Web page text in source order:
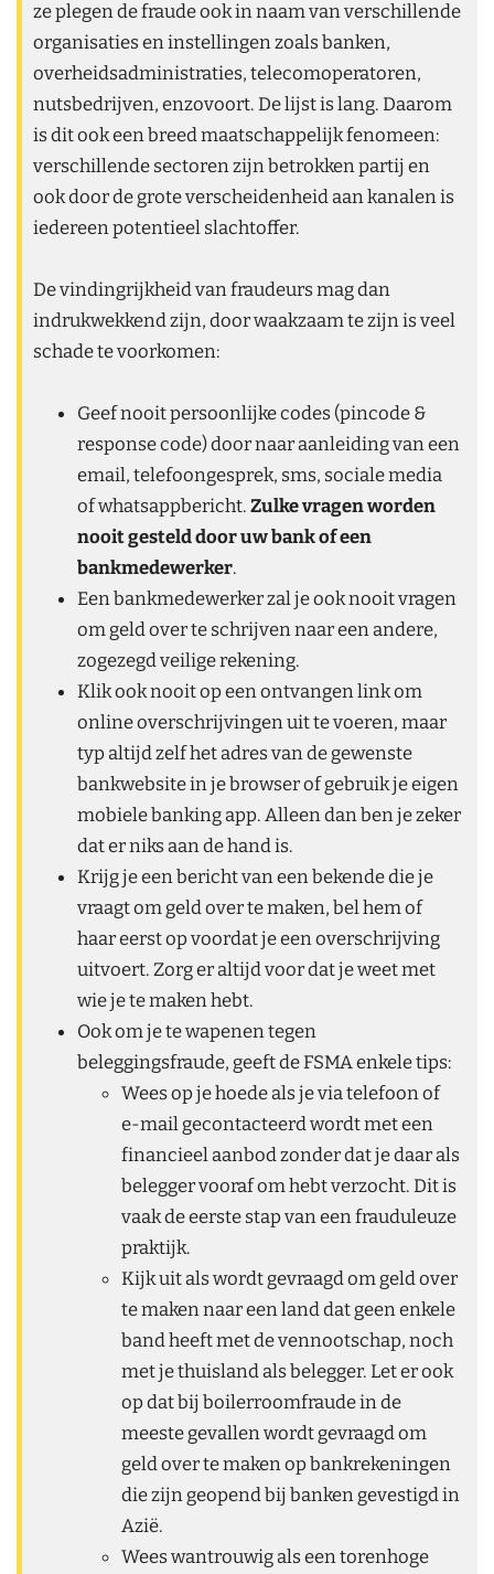
ze plegen de fraude ook in naam van verschillende
organisaties en instellingen zoals banken,
overheidsadministraties, telecomoperatoren,
nutsbedrijven, enzovoort. De lijst is lang. Daarom
is dit ook een breed maatschappelijk fenomeen:
verschillende sectoren zijn betrokken partij en
ook door de grote verscheidenheid aan kanalen is
iedereen potentieel slachtoffer.
De vindingrijkheid van fraudeurs mag dan
indrukwekkend zijn, door waakzaam te zijn is veel
schade te voorkomen:
Geef nooit persoonlijke codes (pincode &
response code) door naar aanleiding van een
email, telefoongesprek, sms, sociale media
of whatsappbericht. Zulke vragen worden
nooit gesteld door uw bank of een
bankmedewerker.
Een bankmedewerker zal je ook nooit vragen
om geld over te schrijven naar een andere,
zogezegd veilige rekening.
Klik ook nooit op een ontvangen link om
online overschrijvingen uit te voeren, maar
typ altijd zelf het adres van de gewenste
bankwebsite in je browser of gebruik je eigen
mobiele banking app. Alleen dan ben je zeker
dat er niks aan de hand is.
Krijg je een bericht van een bekende die je
vraagt om geld over te maken, bel hem of
haar eerst op voordat je een overschrijving
uitvoert. Zorg er altijd voor dat je weet met
wie je te maken hebt.
Ook om je te wapenen tegen
beleggingsfraude, geeft de FSMA enkele tips:
Wees op je hoede als je via telefoon of
e-mail gecontacteerd wordt met een
financieel aanbod zonder dat je daar als
belegger vooraf om hebt verzocht. Dit is
vaak de eerste stap van een frauduleuze
praktijk.
Kijk uit als wordt gevraagd om geld over
te maken naar een land dat geen enkele
band heeft met de vennootschap, noch
met je thuisland als belegger. Let er ook
op dat bij boilerroomfraude in de
meeste gevallen wordt gevraagd om
geld over te maken op bankrekeningen
die zijn geopend bij banken gevestigd in
Azië.
Wees wantrouwig als een torenhoge